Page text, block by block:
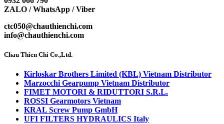
ZALO / WhatsApp / Viber
ctc050@chauthienchi.com
info@chauthienchi.com
Chau Thien Chi Co.,Ltd.
Kirloskar Brothers Limited (KBL) Vietnam Distributor
Marzocchi Gearpump Vietnam Distributor
FIMET MOTORI & RIDUTTORI S.R.L.
ROSSI Gearmotors Vietnam
KRAL Screw Pump GmbH
UFI FILTERS HYDRAULICS Italy